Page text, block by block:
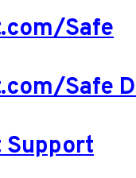
Safe
Safe
Support